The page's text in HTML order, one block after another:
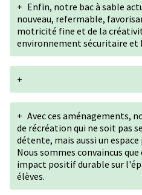
+ Enfin, notre bac à sable
nouveau, refermable,
motricité fine et de la
environnement sécuritaire et
+
+ Avec ces aménagements,
de récréation qui ne soit pas
détente, mais aussi un
Nous sommes convaincus
impact positif durable sur
élèves.